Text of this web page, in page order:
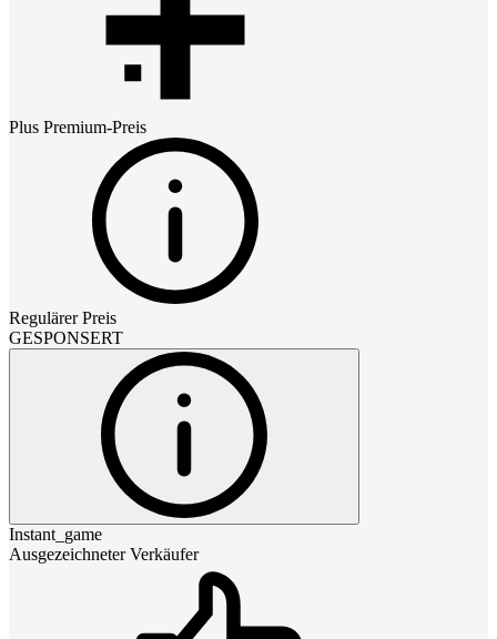
Plus Premium-Preis
Regulärer Preis
GESPONSERT
Instant_game
Ausgezeichneter Verkäufer